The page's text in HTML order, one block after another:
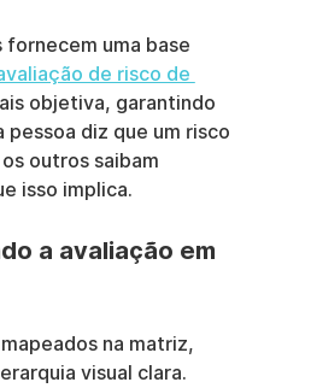
fornecem uma base
de risco de
objetiva, garantindo
pessoa diz que um risco
outros saibam
isso implica.
a avaliação em
na matriz,
visual clara.